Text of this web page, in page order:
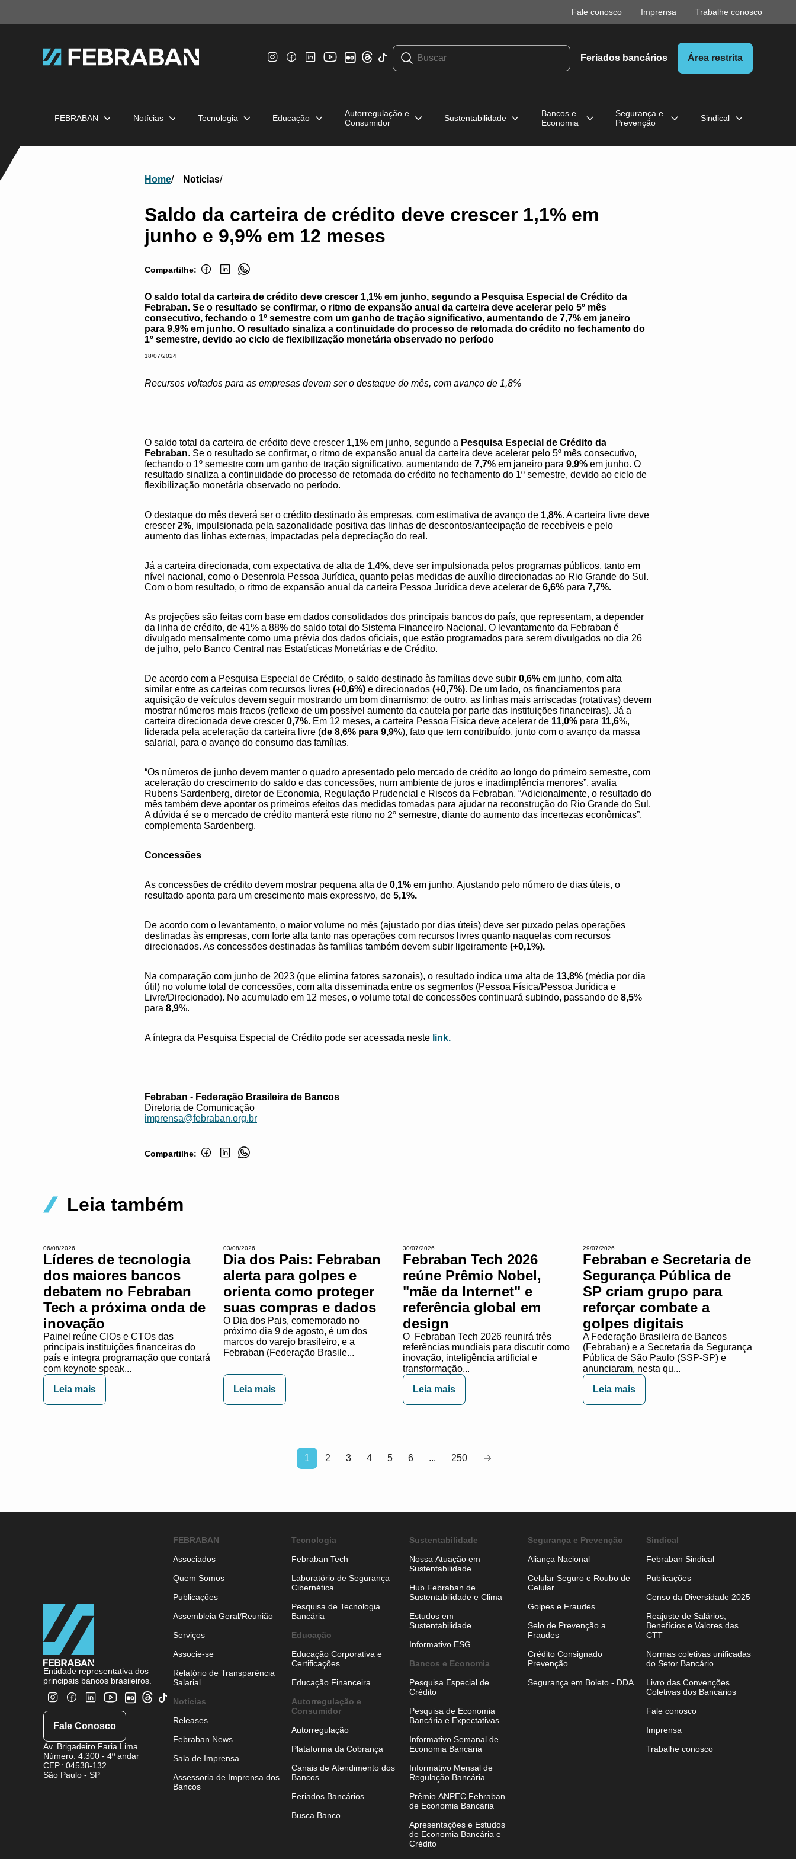
Fale conosco Imprensa Trabalhe conosco
Feriados bancários Área restrita
FEBRABAN Notícias Tecnologia Educação
Autorregulação e
Consumidor
Sustentabilidade
Bancos e
Economia
Segurança e
Prevenção
Sindical
Home Notícias
Saldo da carteira de crédito deve crescer 1,1% em
junho e 9,9% em 12 meses
Compartilhe:
O saldo total da carteira de crédito deve crescer 1,1% em junho, segundo a Pesquisa Especial de Crédito da
Febraban. Se o resultado se confirmar, o ritmo de expansão anual da carteira deve acelerar pelo 5º mês
consecutivo, fechando o 1º semestre com um ganho de tração significativo, aumentando de 7,7% em janeiro
para 9,9% em junho. O resultado sinaliza a continuidade do processo de retomada do crédito no fechamento do
1º semestre, devido ao ciclo de flexibilização monetária observado no período
18/07/2024
Recursos voltados para as empresas devem ser o destaque do mês, com avanço de 1,8%
O saldo total da carteira de crédito deve crescer 1,1% em junho, segundo a Pesquisa Especial de Crédito da
Febraban. Se o resultado se confirmar, o ritmo de expansão anual da carteira deve acelerar pelo 5º mês consecutivo,
fechando o 1º semestre com um ganho de tração significativo, aumentando de 7,7% em janeiro para 9,9% em junho. O
resultado sinaliza a continuidade do processo de retomada do crédito no fechamento do 1º semestre, devido ao ciclo de
flexibilização monetária observado no período.
O destaque do mês deverá ser o crédito destinado às empresas, com estimativa de avanço de 1,8%.A carteira livre deve
crescer 2%, impulsionada pela sazonalidade positiva das linhas de descontos/antecipação de recebíveis e pelo
aumento das linhas externas, impactadas pela depreciação do real.
Já a carteira direcionada, com expectativa de alta de 1,4%, deve ser impulsionada pelos programas públicos, tanto em
nível nacional, como o Desenrola Pessoa Jurídica, quanto pelas medidas de auxílio direcionadas ao Rio Grande do Sul.
Com o bom resultado, o ritmo de expansão anual da carteira Pessoa Jurídica deve acelerar de 6,6% para 7,7%.
As projeções são feitas com base em dados consolidados dos principais bancos do país, que representam, a depender
da linha de crédito, de 41% a 88% do saldo total do Sistema Financeiro Nacional. O levantamento da Febraban é
divulgado mensalmente como uma prévia dos dados oficiais, que estão programados para serem divulgados no dia 26
de julho, pelo Banco Central nas Estatísticas Monetárias e de Crédito.
De acordo com a Pesquisa Especial de Crédito, o saldo destinado às famílias deve subir 0,6% em junho, com alta
similar entre as carteiras com recursos livres (+0,6%) e direcionados (+0,7%). De um lado, os financiamentos para
aquisição de veículos devem seguir mostrando um bom dinamismo; de outro, as linhas mais arriscadas (rotativas) devem
mostrar números mais fracos (reflexo de um possível aumento da cautela por parte das instituições financeiras). Já a
carteira direcionada deve crescer 0,7%. Em 12 meses, a carteira Pessoa Física deve acelerar de 11,0% para 11,6%,
liderada pela aceleração da carteira livre (de 8,6% para 9,9%), fato que tem contribuído, junto com o avanço da massa
salarial, para o avanço do consumo das famílias.
“Os números de junho devem manter o quadro apresentado pelo mercado de crédito ao longo do primeiro semestre, com
aceleração do crescimento do saldo e das concessões, num ambiente de juros e inadimplência menores”, avalia
Rubens Sardenberg, diretor de Economia, Regulação Prudencial e Riscos da Febraban. “Adicionalmente, o resultado do
mês também deve apontar os primeiros efeitos das medidas tomadas para ajudar na reconstrução do Rio Grande do Sul.
A dúvida é se o mercado de crédito manterá este ritmo no 2º semestre, diante do aumento das incertezas econômicas”,
complementa Sardenberg.
Concessões
As concessões de crédito devem mostrar pequena alta de 0,1% em junho. Ajustando pelo número de dias úteis, o
resultado aponta para um crescimento mais expressivo, de 5,1%.
De acordo com o levantamento, o maior volume no mês (ajustado por dias úteis) deve ser puxado pelas operações
destinadas às empresas, com forte alta tanto nas operações com recursos livres quanto naquelas com recursos
direcionados. As concessões destinadas às famílias também devem subir ligeiramente (+0,1%).
Na comparação com junho de 2023 (que elimina fatores sazonais), o resultado indica uma alta de 13,8% (média por dia
útil) no volume total de concessões, com alta disseminada entre os segmentos (Pessoa Física/Pessoa Jurídica e
Livre/Direcionado). No acumulado em 12 meses, o volume total de concessões continuará subindo, passando de 8,5%
para 8,9%.
A íntegra da Pesquisa Especial de Crédito pode ser acessada neste link.
Febraban - Federação Brasileira de Bancos
Diretoria de Comunicação
imprensa@febraban.org.br
Compartilhe:
Leia também
06/08/2026
Líderes de tecnologia
dos maiores bancos
debatem no Febraban
Tech a próxima onda de
inovação
Painel reúne CIOs e CTOs das
principais instituições financeiras do
país e integra programação que contará
com keynote speak...
Leia mais
03/08/2026
Dia dos Pais: Febraban
alerta para golpes e
orienta como proteger
suas compras e dados
O Dia dos Pais, comemorado no
próximo dia 9 de agosto, é um dos
marcos do varejo brasileiro, e a
Febraban (Federação Brasile...
Leia mais
30/07/2026
Febraban Tech 2026
reúne Prêmio Nobel,
"mãe da Internet" e
referência global em
design
O Febraban Tech 2026 reunirá três
referências mundiais para discutir como
inovação, inteligência artificial e
transformação...
Leia mais
29/07/2026
Febraban e Secretaria de
Segurança Pública de
SP criam grupo para
reforçar combate a
golpes digitais
A Federação Brasileira de Bancos
(Febraban) e a Secretaria da Segurança
Pública de São Paulo (SSP-SP) e
anunciaram, nesta qu...
Leia mais
1 2 3 4 5 6 ... 250
Entidade representativa dos
principais bancos brasileiros.
Fale Conosco
Av. Brigadeiro Faria Lima
Número: 4.300 - 4º andar
CEP.: 04538-132
São Paulo - SP
FEBRABAN
Associados
Quem Somos
Publicações
Assembleia Geral/Reunião
Serviços
Associe-se
Relatório de Transparência
Salarial
Notícias
Releases
Febraban News
Sala de Imprensa
Assessoria de Imprensa dos
Bancos
Tecnologia
Febraban Tech
Laboratório de Segurança
Cibernética
Pesquisa de Tecnologia
Bancária
Educação
Educação Corporativa e
Certificações
Educação Financeira
Autorregulação e
Consumidor
Autorregulação
Plataforma da Cobrança
Canais de Atendimento dos
Bancos
Feriados Bancários
Busca Banco
Sustentabilidade
Nossa Atuação em
Sustentabilidade
Hub Febraban de
Sustentabilidade e Clima
Estudos em
Sustentabilidade
Informativo ESG
Bancos e Economia
Pesquisa Especial de
Crédito
Pesquisa de Economia
Bancária e Expectativas
Informativo Semanal de
Economia Bancária
Informativo Mensal de
Regulação Bancária
Prêmio ANPEC Febraban
de Economia Bancária
Apresentações e Estudos
de Economia Bancária e
Crédito
Segurança e Prevenção
Aliança Nacional
Celular Seguro e Roubo de
Celular
Golpes e Fraudes
Selo de Prevenção a
Fraudes
Crédito Consignado
Prevenção
Segurança em Boleto - DDA
Sindical
Febraban Sindical
Publicações
Censo da Diversidade 2025
Reajuste de Salários,
Benefícios e Valores das
CTT
Normas coletivas unificadas
do Setor Bancário
Livro das Convenções
Coletivas dos Bancários
Fale conosco
Imprensa
Trabalhe conosco